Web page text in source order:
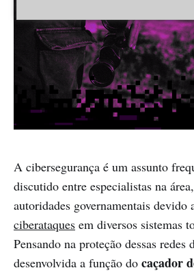
A cibersegurança é um assunto
discutido entre especialistas na
autoridades governamentais devido
ciberataques em diversos sistemas
Pensando na proteção dessas
desenvolvida a função do caçador